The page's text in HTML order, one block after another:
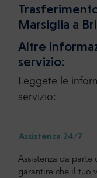
Marsiglia a
Altre
servizio:
Leggete le
servizio:
Assistenza 24/7
Assistenza da
garantire che il tuo